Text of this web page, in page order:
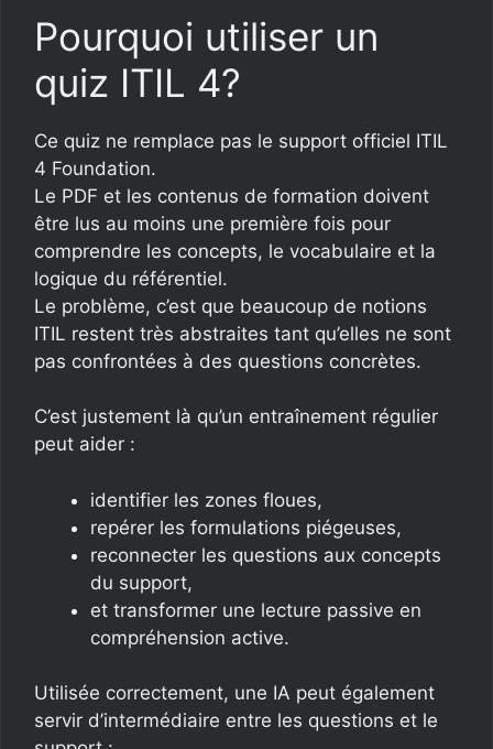
Pourquoi utiliser un
quiz ITIL 4?
Ce quiz ne remplace pas le support officiel ITIL
4 Foundation.
Le PDF et les contenus de formation doivent
être lus au moins une première fois pour
comprendre les concepts, le vocabulaire et la
logique du référentiel.
Le problème, c’est que beaucoup de notions
ITIL restent très abstraites tant qu’elles ne sont
pas confrontées à des questions concrètes.
C’est justement là qu’un entraînement régulier
peut aider :
identifier les zones floues,
repérer les formulations piégeuses,
reconnecter les questions aux concepts
du support,
et transformer une lecture passive en
compréhension active.
Utilisée correctement, une IA peut également
servir d’intermédiaire entre les questions et le